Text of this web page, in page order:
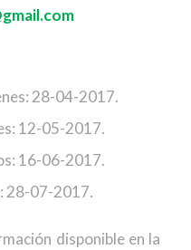
28-04-2017.
12-05-2017.
16-06-2017.
28-07-2017.
disponible en la